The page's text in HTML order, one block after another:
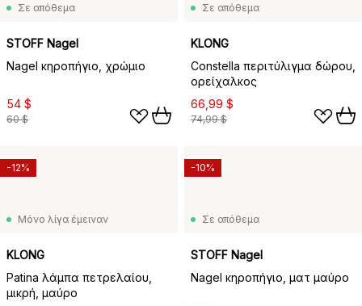
Σε απόθεμα
STOFF Nagel
Nagel κηροπήγιο, χρώμιο
54 $
60 $
Σε απόθεμα
KLONG
Constella περιτύλιγμα δώρου,
ορείχαλκος
66,99 $
74,99 $
Μόνο λίγα έμειναν
KLONG
Patina λάμπα πετρελαίου,
μικρή, μαύρο
-12%
Σε απόθεμα
STOFF Nagel
Nagel κηροπήγιο, ματ μαύρο
-10%